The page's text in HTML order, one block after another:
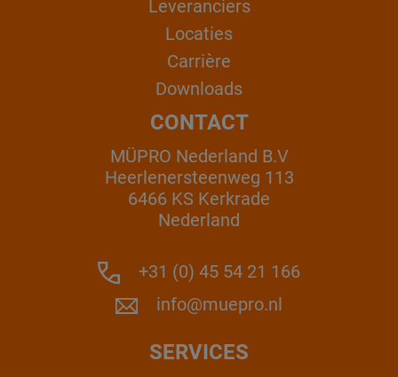
Leveranciers
Locaties
Carrière
Downloads
CONTACT
MÜPRO Nederland B.V
Heerlenersteenweg 113
6466 KS Kerkrade
Nederland
+31 (0) 45 54 21 166
info@muepro.nl
SERVICES